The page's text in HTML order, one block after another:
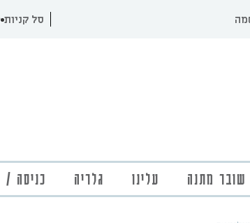
שובר מתנה עלינו גלריה כניסה